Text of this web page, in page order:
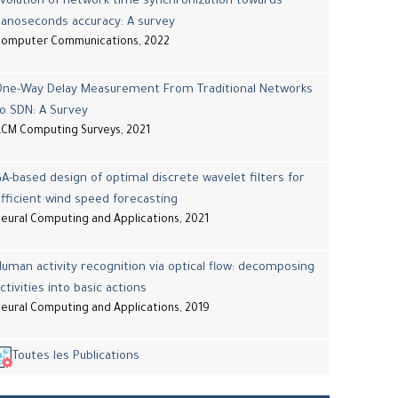
accuracy: A survey
Communications, 2022
Way Delay Measurement From Traditional Networks
SDN: A Survey
Computing Surveys, 2021
based design of optimal discrete wavelet filters for
wind speed forecasting
Computing and Applications, 2021
activity recognition via optical flow: decomposing
into basic actions
Computing and Applications, 2019
Toutes les Publications